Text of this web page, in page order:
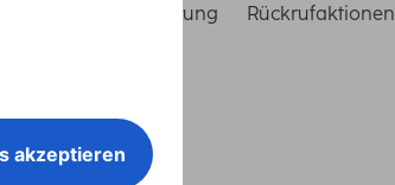
Barrierefreiheitserklärung Rückrufaktionen